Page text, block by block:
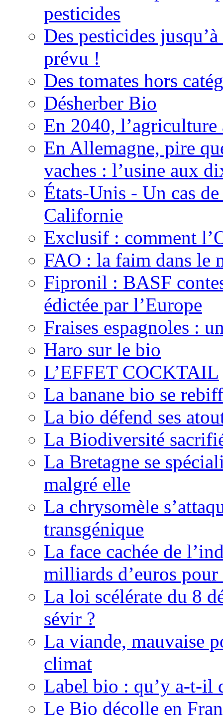
pesticides
Des pesticides
prévu !
Des tomates hors
Désherber Bio
En 2040,
En Allemagne, pire
vaches : l’usine aux
États-Unis - Un cas
Californie
Exclusif : comment
FAO : la faim dans le
Fipronil : BASF
édictée par l’Europe
Fraises espagnoles :
Haro sur le bio
L’EFFET COCKTAIL
La banane bio se
La bio défend ses
La Biodiversité
La Bretagne se
malgré elle
La chrysomèle
transgénique
La face cachée de
milliards d’euros pour
La loi scélérate du 8
sévir ?
La viande, mauvaise
climat
Label bio : qu’y a-t-il
Le Bio décolle en